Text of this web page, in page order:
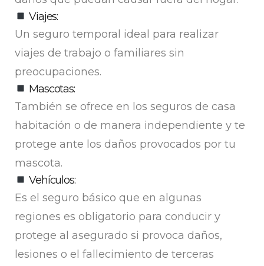
Viajes:
Un seguro temporal ideal para realizar
viajes de trabajo o familiares sin
preocupaciones.
Mascotas:
También se ofrece en los seguros de casa
habitación o de manera independiente y te
protege ante los daños provocados por tu
mascota.
Vehículos:
Es el seguro básico que en algunas
regiones es obligatorio para conducir y
protege al asegurado si provoca daños,
lesiones o el fallecimiento de terceras